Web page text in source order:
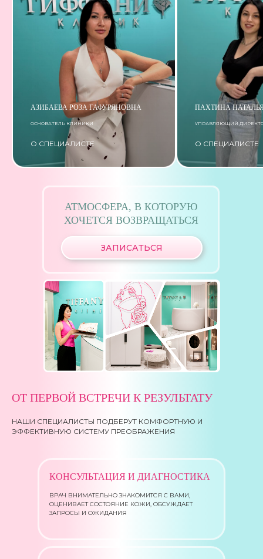
АЗИБАЕВА РОЗА ГАФУРЯНОВНА
ОСНОВАТЕЛЬ КЛИНИКИ
О СПЕЦИАЛИСТЕ
ПАХТИНА
УПРАВЛЯЮЩИЙ
О СПЕЦИАЛИСТЕ
АТМОСФЕРА, В КОТОРУЮ
ХОЧЕТСЯ ВОЗВРАЩАТЬСЯ
ЗАПИСАТЬСЯ
ОТ ПЕРВОЙ ВСТРЕЧИ К РЕЗУЛЬТАТУ
НАШИ СПЕЦИАЛИСТЫ ПОДБЕРУТ КОМФОРТНУЮ И
ЭФФЕКТИВНУЮ СИСТЕМУ ПРЕОБРАЖЕНИЯ
КОНСУЛЬТАЦИЯ И ДИАГНОСТИКА
ВРАЧ ВНИМАТЕЛЬНО ЗНАКОМИТСЯ С ВАМИ,
ОЦЕНИВАЕТ СОСТОЯНИЕ КОЖИ, ОБСУЖДАЕТ
ЗАПРОСЫ И ОЖИДАНИЯ